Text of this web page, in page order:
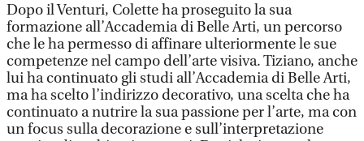
Dopo il Venturi, Colette ha proseguito la sua
formazione all’Accademia di Belle Arti, un percorso
che le ha permesso di affinare ulteriormente le sue
competenze nel campo dell’arte visiva. Tiziano, anche
lui ha continuato gli studi all’Accademia di Belle Arti,
ma ha scelto l’indirizzo decorativo, una scelta che ha
continuato a nutrire la sua passione per l’arte, ma con
un focus sulla decorazione e sull’interpretazione